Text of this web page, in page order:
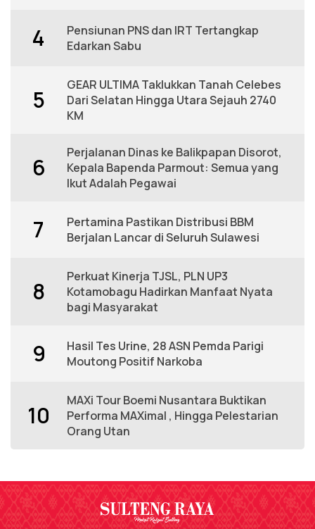
4
Pensiunan PNS dan IRT Tertangkap
Edarkan Sabu
5
GEAR ULTIMA Taklukkan Tanah Celebes
Dari Selatan Hingga Utara Sejauh 2740
KM
6
Perjalanan Dinas ke Balikpapan Disorot,
Kepala Bapenda Parmout: Semua yang
Ikut Adalah Pegawai
7
Pertamina Pastikan Distribusi BBM
Berjalan Lancar di Seluruh Sulawesi
8
Perkuat Kinerja TJSL, PLN UP3
Kotamobagu Hadirkan Manfaat Nyata
bagi Masyarakat
9
Hasil Tes Urine, 28 ASN Pemda Parigi
Moutong Positif Narkoba
10
MAXi Tour Boemi Nusantara Buktikan
Performa MAXimal , Hingga Pelestarian
Orang Utan